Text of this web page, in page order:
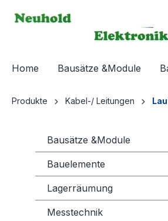
Zur Hauptnavigation springen
Home Bausätze &Module
Produkte Kabel-/ Leitungen
Bausätze &Module
Bauelemente
Lagerräumung
Messtechnik